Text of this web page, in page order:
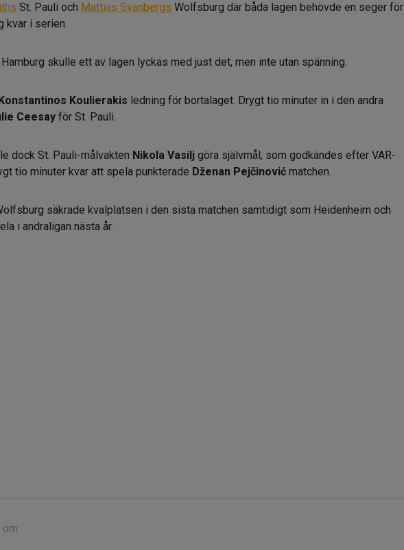
St. Pauli och Mattias Svanbergs Wolfsburg där båda lagen behövde en seger för
kvar i serien.
skulle ett av lagen lyckas med just det, men inte utan spänning.
Koulierakis ledning för bortalaget. Drygt tio minuter in i den andra
Ceesay för St. Pauli.
dock St. Pauli-målvakten Nikola Vasilj göra självmål, som godkändes efter VAR-
tio minuter kvar att spela punkterade Dženan Pejčinović matchen.
säkrade kvalplatsen i den sista matchen samtidigt som Heidenheim och
i andraligan nästa år.